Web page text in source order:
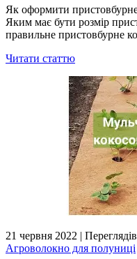
Як оформити пристовбурне
Яким має бути розмір
правильне пристовбурне
Читати статтю
21 червня 2022 |
Агроволокно для полуниці